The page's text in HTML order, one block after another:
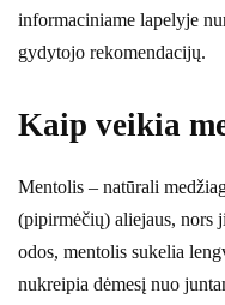
informaciniame lapelyje
gydytojo rekomendacijų.
Kaip veikia
Mentolis – natūrali
(pipirmėčių) aliejaus, nors
odos, mentolis sukelia
nukreipia dėmesį nuo